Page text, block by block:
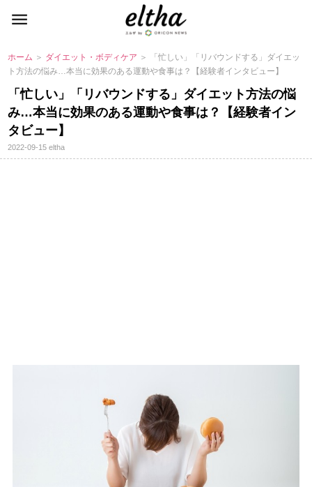
ホーム ＞ ダイエット・ボディケア ＞ 「忙しい」「リバウンドする」ダイエッ
ト方法の悩み…本当に効果のある運動や食事は？【経験者インタビュー】
「忙しい」「リバウンドする」ダイエット方法の悩
み…本当に効果のある運動や食事は？【経験者イン
タビュー】
2022-09-15eltha